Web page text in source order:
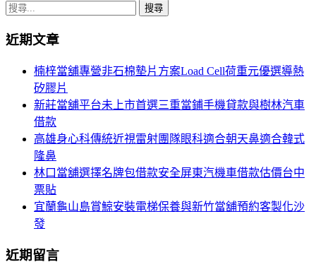
導
航
搜
關
近期文章
楠梓當舖專營非石棉墊片方案Load Cell荷重元優選導熱
矽膠片
新莊當舖平台未上市首選三重當鋪手機貸款與樹林汽車
借款
高雄身心科傳統近視雷射團隊眼科適合朝天鼻適合韓式
隆鼻
林口當舖選擇名牌包借款安全屏東汽機車借款估價台中
票貼
宜蘭龜山島賞鯨安裝電梯保養與新竹當舖預約客製化沙
發
近期留言